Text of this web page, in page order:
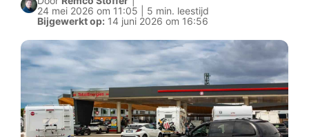
24 mei 2026 om 11:05 | 5 min. leestijd
Bijgewerkt op: 14 juni 2026 om 16:56